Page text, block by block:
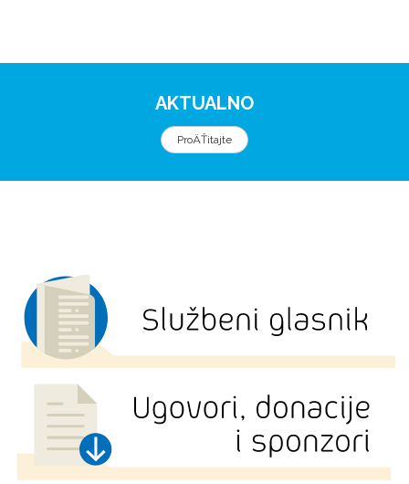
AKTUALNO
ProÄŤitajte